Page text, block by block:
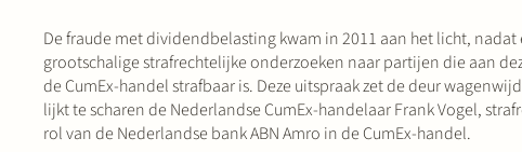
De fraude met dividendbelasting kwam in 2011 aan het licht,
grootschalige strafrechtelijke onderzoeken naar partijen die aan
de CumEx-handel strafbaar is. Deze uitspraak zet de deur
lijkt te scharen de Nederlandse CumEx-handelaar Frank Vogel,
rol van de Nederlandse bank ABN Amro in de CumEx-handel.